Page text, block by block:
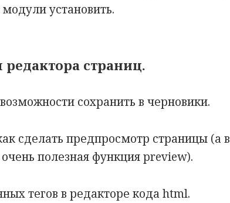
установить.
страниц.
сохранить в черновики.
сделать предпросмотр страницы (а в
полезная функция preview).
тегов в редакторе кода html.